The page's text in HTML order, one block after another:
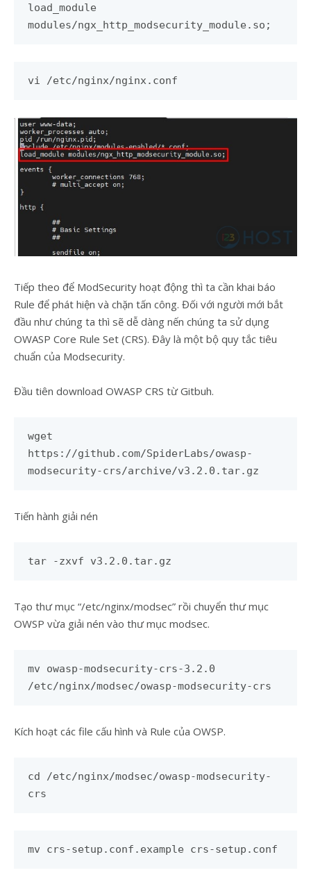
load_module
modules/ngx_http_modsecurity_module.so;
vi /etc/nginx/nginx.conf
Tiếp theo để ModSecurity hoạt động thì ta cần khai báo
Rule để phát hiện và chặn tấn công. Đối với người mới bắt
đầu như chúng ta thì sẽ dễ dàng nến chúng ta sử dụng
OWASP Core Rule Set (CRS). Đây là một bộ quy tắc tiêu
chuẩn của Modsecurity.
Đầu tiên download OWASP CRS từ Gitbuh.
wget
https://github.com/SpiderLabs/owasp-
modsecurity-crs/archive/v3.2.0.tar.gz
Tiến hành giải nén
tar -zxvf v3.2.0.tar.gz
Tạo thư mục “/etc/nginx/modsec” rồi chuyển thư mục
OWSP vừa giải nén vào thư mục modsec.
mv owasp-modsecurity-crs-3.2.0
/etc/nginx/modsec/owasp-modsecurity-crs
Kích hoạt các file cấu hình và Rule của OWSP.
cd /etc/nginx/modsec/owasp-modsecurity-
crs
mv crs-setup.conf.example crs-setup.conf